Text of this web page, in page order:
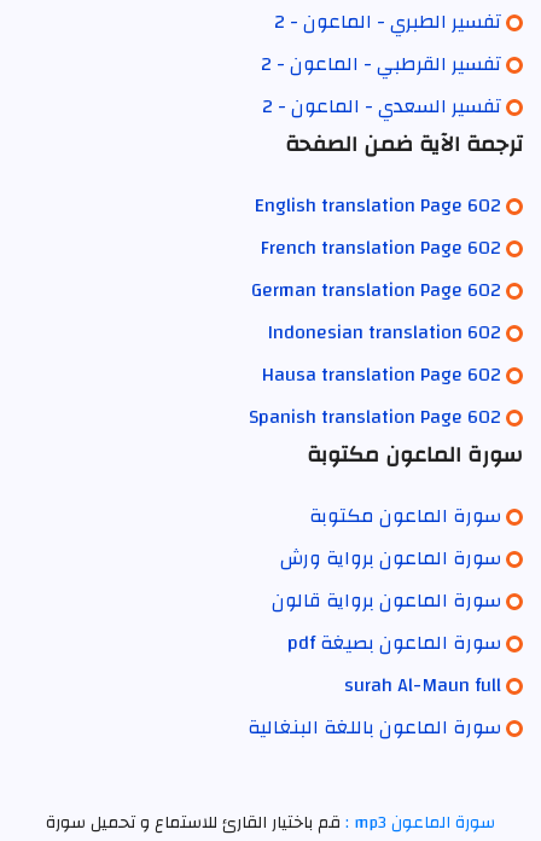
تفسير الطبري - الماعون - 2
تفسير القرطبي - الماعون - 2
تفسير السعدي - الماعون - 2
ترجمة الآية ضمن الصفحة
English translation Page 602
French translation Page 602
German translation Page 602
Indonesian translation 602
Hausa translation Page 602
Spanish translation Page 602
سورة الماعون مكتوبة
سورة الماعون مكتوبة
سورة الماعون برواية ورش
سورة الماعون برواية قالون
سورة الماعون بصيغة pdf
surah Al-Maun full
سورة الماعون باللغة البنغالية
سورة الماعون mp3 :
قم باختيار القارئ للاستماع و تحميل سورة